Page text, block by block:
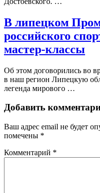
В липецком
российского
мастер-классы
Об этом договорились во
в наш регион Липецкую
легенда мирового …
Добавить
Ваш адрес email не будет
помечены *
Комментарий *